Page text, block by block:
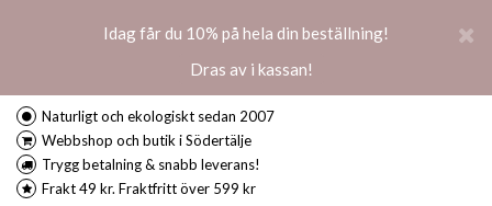
Idag får du 10% på hela din beställning!
Dras av i kassan!
Naturligt och ekologiskt sedan 2007
Webbshop och butik i Södertälje
Trygg betalning & snabb leverans!
Frakt 49 kr. Fraktfritt över 599 kr